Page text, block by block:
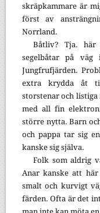
skräpkammare är
först av
Norrland.
Båtliv? Tja. här
segelbåtar på
Jungfrufjärden.
extra krydda åt
storstenar och
med all fin
större nytta. Barn
och pappa tar sig
kanske sig själva.
Folk som aldrig
Anar kanske att
smalt och kurvigt
färden. Ofta är det